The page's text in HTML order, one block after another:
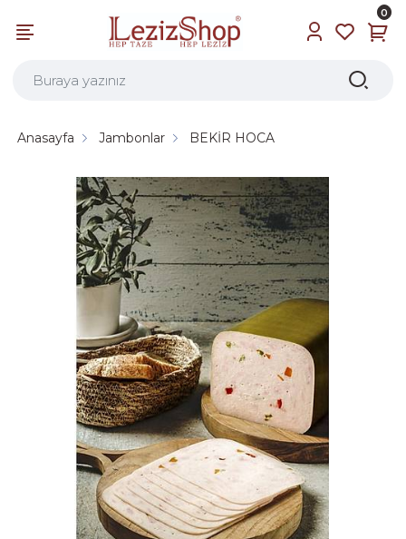
0
Anasayfa Jambonlar BEKİR HOCA